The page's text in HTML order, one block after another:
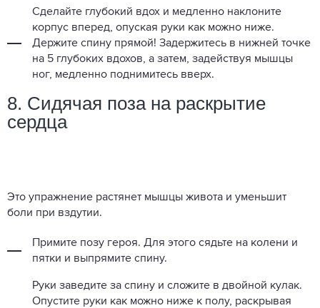
Сделайте глубокий вдох и медленно наклоните
корпус вперед, опуская руки как можно ниже.
Держите спину прямой! Задержитесь в нижней точке
на 5 глубоких вдохов, а затем, задействуя мышцы
ног, медленно поднимитесь вверх.
8. Сидячая поза на раскрытие
сердца
Это упражнение растянет мышцы живота и уменьшит
боли при вздутии.
Примите позу героя. Для этого сядьте на колени и
пятки и выпрямите спину.
Руки заведите за спину и сложите в двойной кулак.
Опустите руки как можно ниже к полу, раскрывая